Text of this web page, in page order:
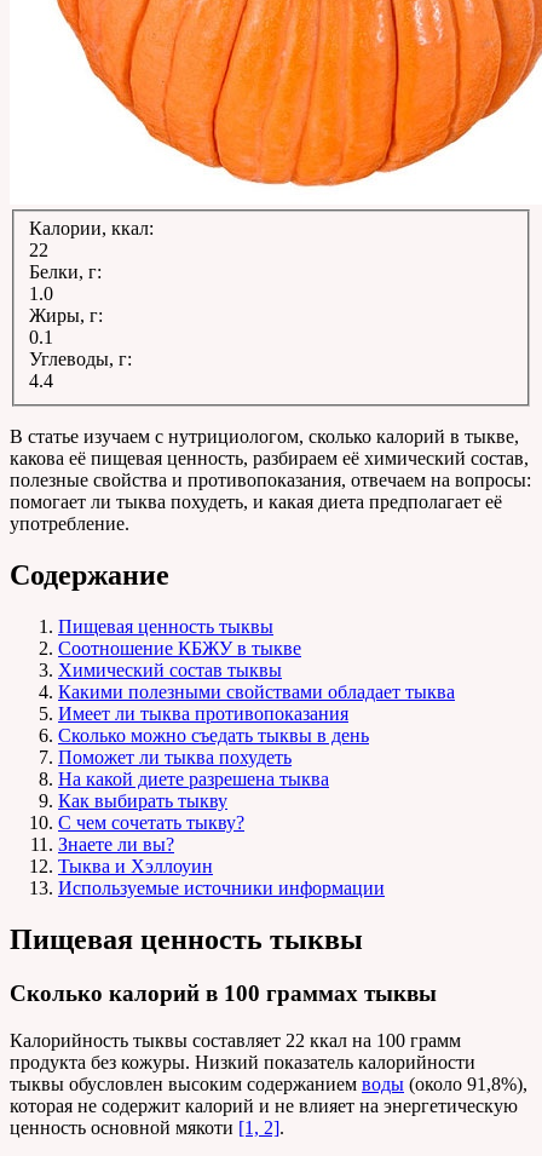
Калории, ккал:
22
Белки, г:
1.0
Жиры, г:
0.1
Углеводы, г:
4.4
В статье изучаем с нутрициологом, сколько калорий в тыкве,
какова её пищевая ценность, разбираем её химический состав,
полезные свойства и противопоказания, отвечаем на вопросы:
помогает ли тыква похудеть, и какая диета предполагает её
употребление.
Содержание
Пищевая ценность тыквы
Соотношение КБЖУ в тыкве
Химический состав тыквы
Какими полезными свойствами обладает тыква
Имеет ли тыква противопоказания
Сколько можно съедать тыквы в день
Поможет ли тыква похудеть
На какой диете разрешена тыква
Как выбирать тыкву
С чем сочетать тыкву?
Знаете ли вы?
Тыква и Хэллоуин
Используемые источники информации
Пищевая ценность тыквы
Сколько калорий в 100 граммах тыквы
Калорийность тыквы составляет 22 ккал на 100 грамм
продукта без кожуры. Низкий показатель калорийности
тыквы обусловлен высоким содержанием воды (около 91,8%),
которая не содержит калорий и не влияет на энергетическую
ценность основной мякоти [1, 2].